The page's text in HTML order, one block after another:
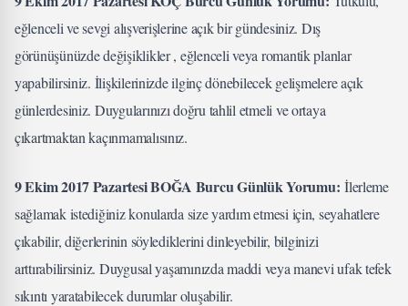
eğlenceli ve sevgi alışverişlerine açık bir gündesiniz. Dış
görünüşünüzde değişiklikler , eğlenceli veya romantik planlar
yapabilirsiniz. İlişkilerinizde ilginç dönebilecek gelişmelere açık
günlerdesiniz. Duygularınızı doğru tahlil etmeli ve ortaya
çıkartmaktan kaçınmamalısınız.
9 Ekim 2017 Pazartesi BOĞA Burcu Günlük Yorumu: İlerleme
sağlamak istediğiniz konularda size yardım etmesi için, seyahatlere
çıkabilir, diğerlerinin söylediklerini dinleyebilir, bilginizi
arttırabilirsiniz. Duygusal yaşamınızda maddi veya manevi ufak tefek
sıkıntı yaratabilecek durumlar oluşabilir.